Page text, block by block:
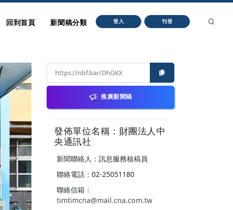
回到首頁 新聞稿分類 登入 刊登
推廣新聞稿
發佈單位名稱：財團法人中
央通訊社
新聞聯絡人：訊息服務核稿員
聯絡電話：02-25051180
聯絡信箱：
timtimcna@mail.cna.com.tw